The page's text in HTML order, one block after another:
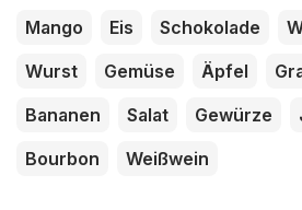
Mango Eis Schokolade
Wurst
Gemüse Äpfel
Bananen
Salat Gewürze
Bourbon
Weißwein